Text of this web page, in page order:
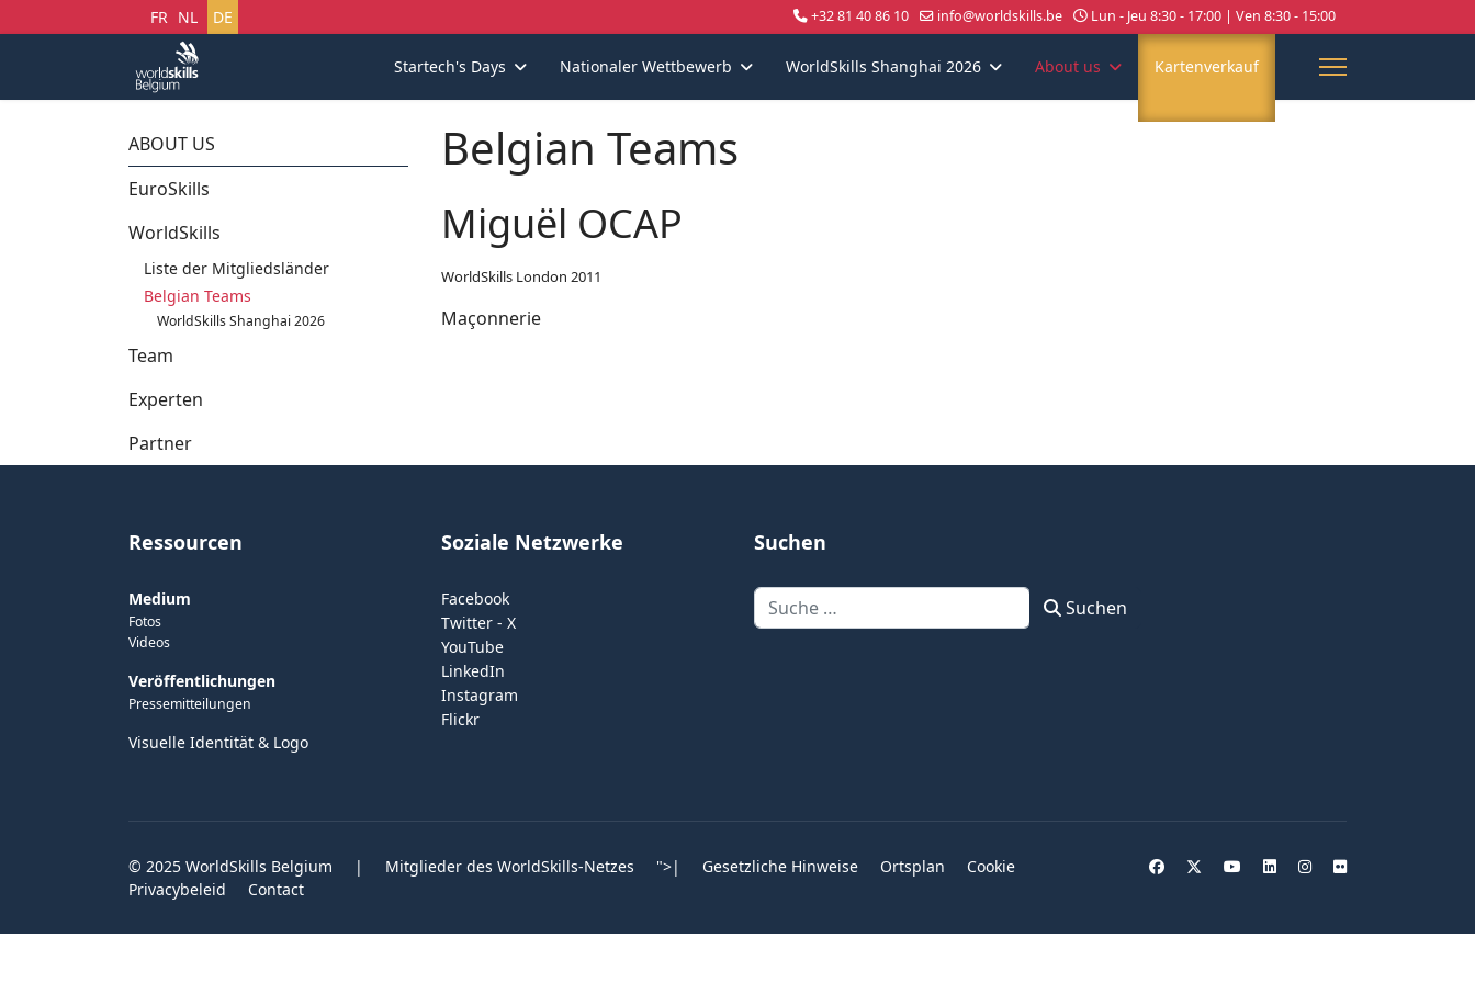
Sprache auswählen
FR NL DE +32 81 40 86 10 info@worldskills.be Lun - Jeu 8:30 - 17:00 | Ven 8:30 - 15:00
Startech's Days Nationaler Wettbewerb WorldSkills Shanghai 2026 About us Kartenverkauf
ABOUT US
EuroSkills
WorldSkills
Liste der Mitgliedsländer
Belgian Teams
WorldSkills Shanghai 2026
Team
Experten
Partner
Belgian Teams
Miguël OCAP
WorldSkills London 2011
Maçonnerie
Ressourcen
Medium
Fotos
Videos
Veröffentlichungen
Pressemitteilungen
Visuelle Identität & Logo
Soziale Netzwerke
Facebook
Twitter - X
YouTube
LinkedIn
Instagram
Flickr
Suchen
Suchen Suchen
© 2025 WorldSkills Belgium | Mitglieder des WorldSkills-Netzes ">| Gesetzliche Hinweise Ortsplan
Cookie
Privacybeleid
Contact